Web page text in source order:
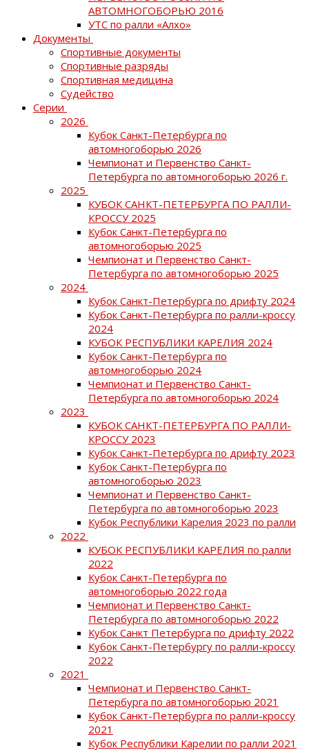
АВТОМНОГОБОРЬЮ 2016
УТС по ралли «Алхо»
Документы
Спортивные документы
Спортивные разряды
Спортивная медицина
Судейство
Серии
2026
Кубок Санкт-Петербурга по
автомногоборью 2026
Чемпионат и Первенство Санкт-
Петербурга по автомногоборью 2026 г.
2025
КУБОК САНКТ-ПЕТЕРБУРГА ПО РАЛЛИ-
КРОССУ 2025
Кубок Санкт-Петербурга по
автомногоборью 2025
Чемпионат и Первенство Санкт-
Петербурга по автомногоборью 2025
2024
Кубок Санкт-Петербурга по дрифту 2024
Кубок Санкт-Петербурга по ралли-кроссу
2024
КУБОК РЕСПУБЛИКИ КАРЕЛИЯ 2024
Кубок Санкт-Петербурга по
автомногоборью 2024
Чемпионат и Первенство Санкт-
Петербурга по автомногоборью 2024
2023
КУБОК САНКТ-ПЕТЕРБУРГА ПО РАЛЛИ-
КРОССУ 2023
Кубок Санкт-Петербурга по дрифту 2023
Кубок Санкт-Петербурга по
автомногоборью 2023
Чемпионат и Первенство Санкт-
Петербурга по автомногоборью 2023
Кубок Республики Карелия 2023 по ралли
2022
КУБОК РЕСПУБЛИКИ КАРЕЛИЯ по ралли
2022
Кубок Санкт-Петербурга по
автомногоборью 2022 года
Чемпионат и Первенство Санкт-
Петербурга по автомногоборью 2022
Кубок Санкт Петербурга по дрифту 2022
Кубок Санкт-Петербургу по ралли-кроссу
2022
2021
Чемпионат и Первенство Санкт-
Петербурга по автомногоборью 2021
Кубок Санкт-Петербурга по ралли-кроссу
2021
Кубок Республики Карелии по ралли 2021